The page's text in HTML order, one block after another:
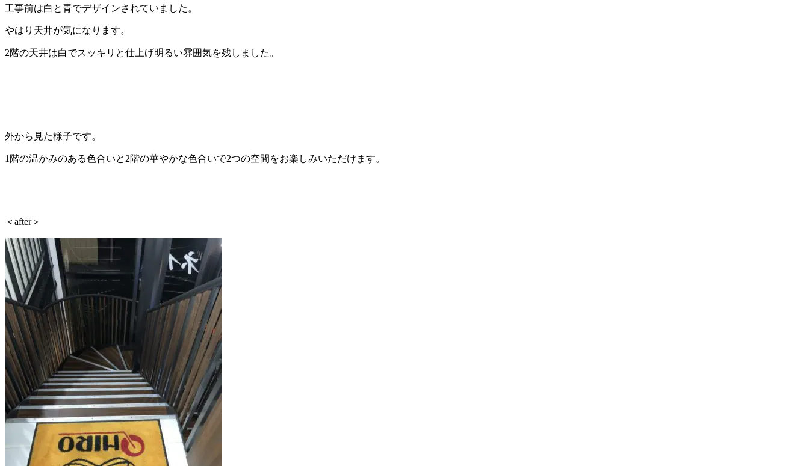
工事前は白と青でデザインされていました。
やはり天井が気になります。
2階の天井は白でスッキリと仕上げ明るい雰囲気を残しました。
外から見た様子です。
1階の温かみのある色合いと2階の華やかな色合いで2つの空間をお楽しみいただけます。
＜after＞